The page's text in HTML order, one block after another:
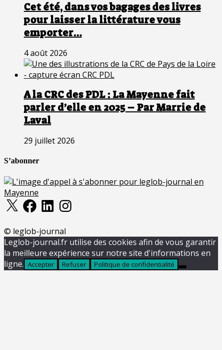
Cet été, dans vos bagages des livres
pour laisser la littérature vous
emporter…
4 août 2026
A la CRC des PDL : La Mayenne fait
parler d’elle en 2025 – Par Marrie de
Laval
29 juillet 2026
S’abonner
X FacebookLinkedInInstagram
© leglob-journal
Leglob-journal.fr utilise des cookies afin de vous garantir
la meilleure expérience sur notre site d'informations en
ligne. Accepter Refuser Politique de confidentialité